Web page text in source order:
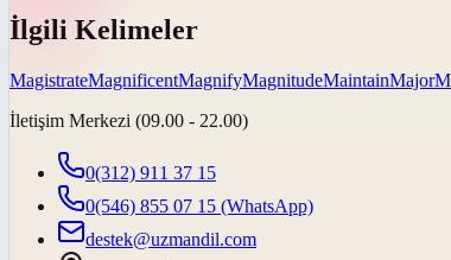
İlgili Kelimeler
MagistrateMagnificentMagnifyMagnitudeMaintainMajor
İletişim Merkezi (09.00 - 22.00)
0(312) 911 37 15
0(546) 855 07 15 (WhatsApp)
destek@uzmandil.com